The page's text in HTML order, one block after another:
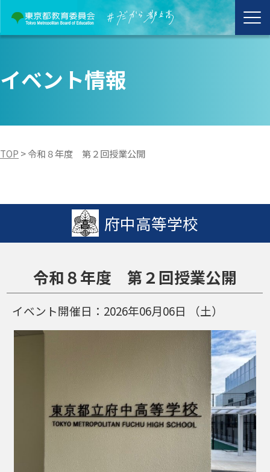
イベント情報
TOP >令和８年度 第２回授業公開
府中高等学校
令和８年度 第２回授業公開
イベント開催日： 2026年06月06日 （土）